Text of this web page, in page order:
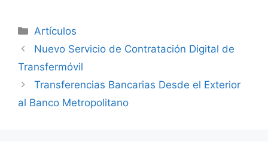
Categories
Artículos
Nuevo Servicio de Contratación Digital de
Transfermóvil
Transferencias Bancarias Desde el Exterior
al Banco Metropolitano